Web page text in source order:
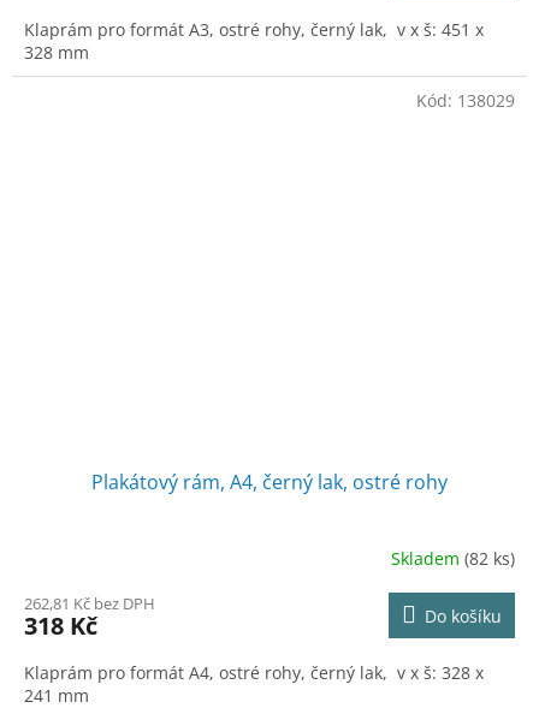
Klaprám pro formát A3, ostré rohy, černý lak, v x š: 451 x
328 mm
Plakátový rám, A4, černý lak, ostré rohy
Skladem (82 ks)
262,81 Kč bez DPH
318 Kč Do košíku
Klaprám pro formát A4, ostré rohy, černý lak, v x š: 328 x
241 mm
Kód: 138029